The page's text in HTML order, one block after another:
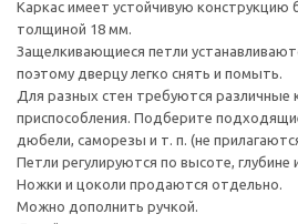
Каркас имеет устойчивую конструкцию
толщиной 18 мм.
Защелкивающиеся петли
поэтому дверцу легко снять и помыть.
Для разных стен требуются различные
приспособления. Подберите
дюбели, саморезы и т. п. (не
Петли регулируются по высоте, глубине
Ножки и цоколи продаются отдельно.
Можно дополнить ручкой.